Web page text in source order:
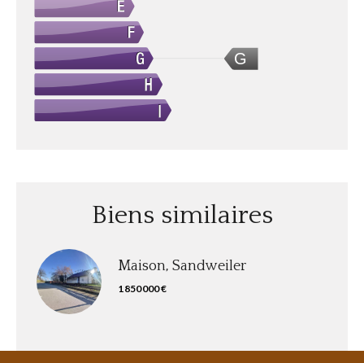
G
Biens similaires
Maison, Sandweiler
1 850 000 €